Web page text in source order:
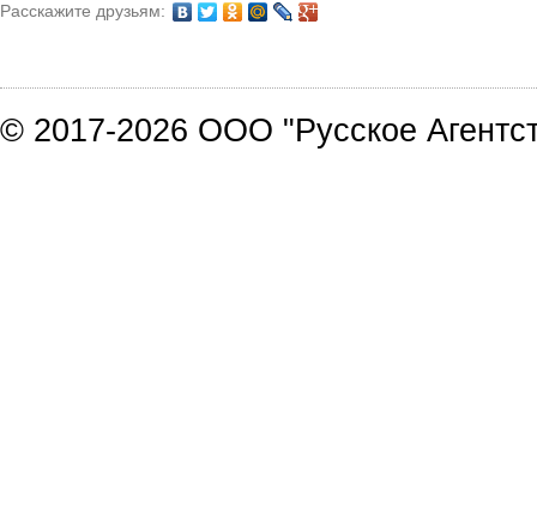
Расскажите друзьям:
© 2017-2026 ООО "Русское